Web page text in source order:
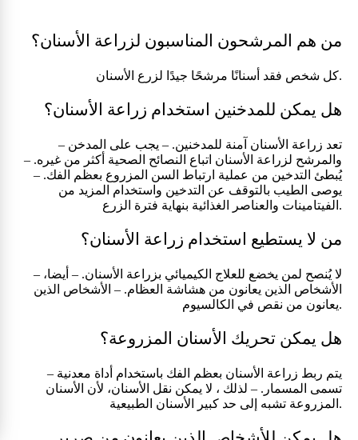
من هم المرشحون المناسبون لزراعة الأسنان؟
كل شخص فقد أسنانًا مرشحًا جيدًا لزرع الأسنان.
هل يمكن للمدخنين استخدام زراعة الأسنان؟
– تعد زراعة الأسنان آمنة للمدخنين. – يجب على المدخن
والمرشح لزراعة الأسنان اتباع النصائح الصحية أكثر من غيره. –
يُبطئ التدخين من عملية ارتباط السن المزروع بعظم الفك. –
يوصى الطيب بالتوقف عن التدخين واستخدام المزيد من
الفيتامينات والعناصر الغذائية بنهاية فترة الزرع.
من لا يستطيع استخدام زراعة الأسنان؟
– لا يُنصح لمن يخضع للعلاج الكيميائي بزراعة الأسنان. – أيضا،
الأشخاص الذين يعانون من هشاشة العظام. – الأشخاص الذين
يعانون من نقص في الكالسيوم.
هل يمكن تحريك الأسنان المزروعة؟
– يتم ربط زراعة الأسنان بعظم الفك باستخدام أداة معدنية
تسمى المسمار. – لذلك ، لا يمكن نقل الأسنان، لأن الأسنان
المزروعة تشبه إلى حد كبير الأسنان الطبيعية.